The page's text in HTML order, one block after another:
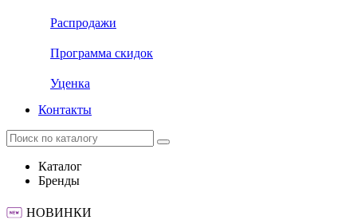
Распродажи
Программа скидок
Уценка
Контакты
Каталог
Бренды
НОВИНКИ